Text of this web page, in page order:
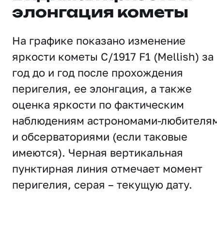
элонгация кометы
На графике показано изменение
яркости кометы C/1917 F1 (Mellish) за
год до и год после прохождения
перигелия, ее элонгация, а также
оценка яркости по фактическим
наблюдениям астрономами-
и обсерваториями (если таковые
имеются). Черная вертикальная
пунктирная линия отмечает момент
перигелия, серая – текущую дату.